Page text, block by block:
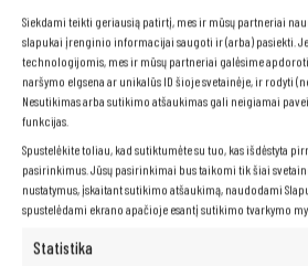
Siekdami teikti geriausią patirtį, mes ir mūsų partneriai
slapukai įrenginio informacijai saugoti ir (arba) pasiekti.
technologijomis, mes ir mūsų partneriai galėsime
naršymo elgsena ar unikalūs ID šioje svetainėje, ir rodyti
Nesutikimas arba sutikimo atšaukimas gali neigiamai
funkcijas.
Spustelėkite toliau, kad sutiktumėte su tuo, kas išdėstyta
pasirinkimus. Jūsų pasirinkimai bus taikomi tik šiai
nustatymus, įskaitant sutikimo atšaukimą, naudodami
spustelėdami ekrano apačioje esantį sutikimo tvarkymo
Statistika
Matinis ekranas
Norite patogiai dirbti su nešiojamuoju
sąlygomis, be akinimo ar akių nuovargio
kompiuteris su
Dėkamatinio ekrano,neturėsite jokių
atspindžiais, todėl galėsite laisvai dirbti
patalpoje, tiek lauke.Matinis ekranastaip
varginantis akims, todėl galėsite dirbti ilgiau
diskomforto.